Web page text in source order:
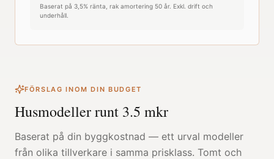
Baserat på 3,5% ränta, rak amortering 50 år. Exkl. drift och
underhåll.
FÖRSLAG INOM DIN BUDGET
Husmodeller runt 3.5 mkr
Baserat på din byggkostnad — ett urval modeller
från olika tillverkare i samma prisklass. Tomt och